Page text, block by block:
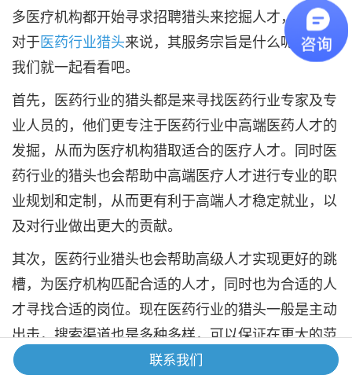
多医疗机构都开始寻求招聘猎头来挖掘人才，那么，
对于医药行业猎头来说，其服务宗旨是什么呢？下面
我们就一起看看吧。
首先，医药行业的猎头都是来寻找医药行业专家及专
业人员的，他们更专注于医药行业中高端医药人才的
发掘，从而为医疗机构猎取适合的医疗人才。同时医
药行业的猎头也会帮助中高端医疗人才进行专业的职
业规划和定制，从而更有利于高端人才稳定就业，以
及对行业做出更大的贡献。
其次，医药行业猎头也会帮助高级人才实现更好的跳
槽，为医疗机构匹配合适的人才，同时也为合适的人
才寻找合适的岗位。现在医药行业的猎头一般是主动
出击，搜索渠道也是多种多样，可以保证在更大的范
围内接触到潜在的高质量候选人，然后形成迅速匹
联系我们